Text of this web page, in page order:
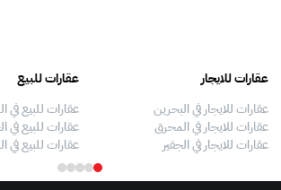
عقارات للايجار
عقارات للايجار في البحرين
عقارات للايجار في المحرق
عقارات للايجار في الجفير
عقارات للبيع
عقارات للبيع في
عقارات للبيع في
عقارات للبيع في